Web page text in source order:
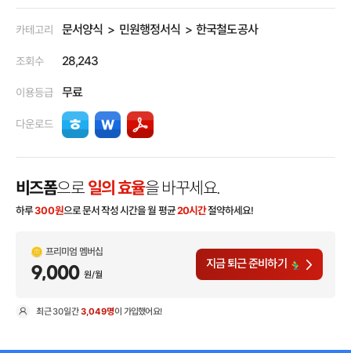
카테고리 문서양식 민원행정서식 한국철도공사
조회수 28,243
이용등급 무료
다운로드
비즈폼으로 일의 효율을 바꾸세요.
하루300원으로 문서 작성 시간을 월 평균20시간절약하세요!
프리미엄 멤버십
9,000 원/월
지금 퇴근 준비하기
최근30일간3,049명이 가입했어요!